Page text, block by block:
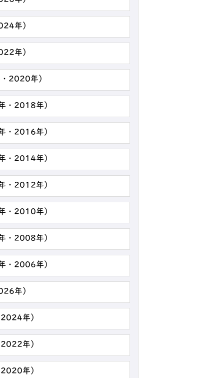
年）
年）
2020年）
・2018年）
・2016年）
・2014年）
・2012年）
・2010年）
・2008年）
・2006年）
年）
年）
年）
年）